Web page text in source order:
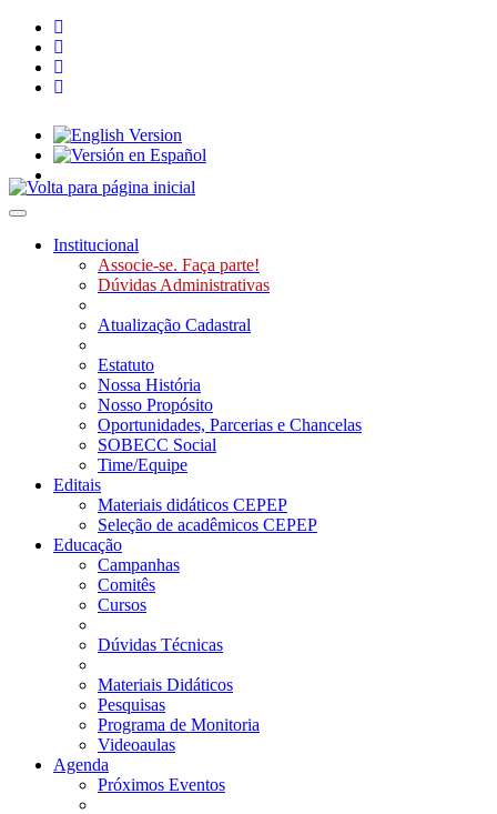
Toggle navigation
Institucional
Associe-se. Faça parte!
Dúvidas Administrativas
Atualização Cadastral
Estatuto
Nossa História
Nosso Propósito
Oportunidades, Parcerias e Chancelas
SOBECC Social
Time/Equipe
Editais
Materiais didáticos CEPEP
Seleção de acadêmicos CEPEP
Educação
Campanhas
Comitês
Cursos
Dúvidas Técnicas
Materiais Didáticos
Pesquisas
Programa de Monitoria
Videoaulas
Agenda
Próximos Eventos